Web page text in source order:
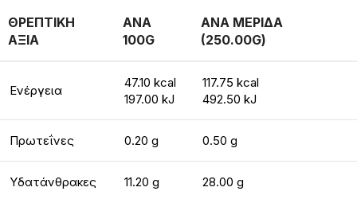
ΘΡΕΠΤΙΚΗ
ΑΞΙΑ
ΑΝΑ
100G
ΑΝΑ ΜΕΡΙΔΑ
(250.00G)
Ενέργεια
47.10 kcal
197.00 kJ
117.75 kcal
492.50 kJ
Πρωτεΐνες 0.20 g 0.50 g
Υδατάνθρακες 11.20 g 28.00 g